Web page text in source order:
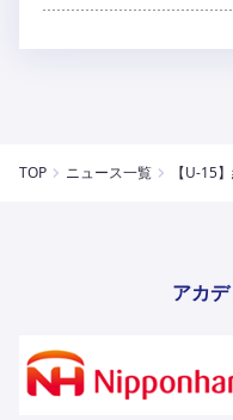
TOP ニュース一覧 【U-15
アカ